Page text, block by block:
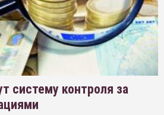
систему контроля за